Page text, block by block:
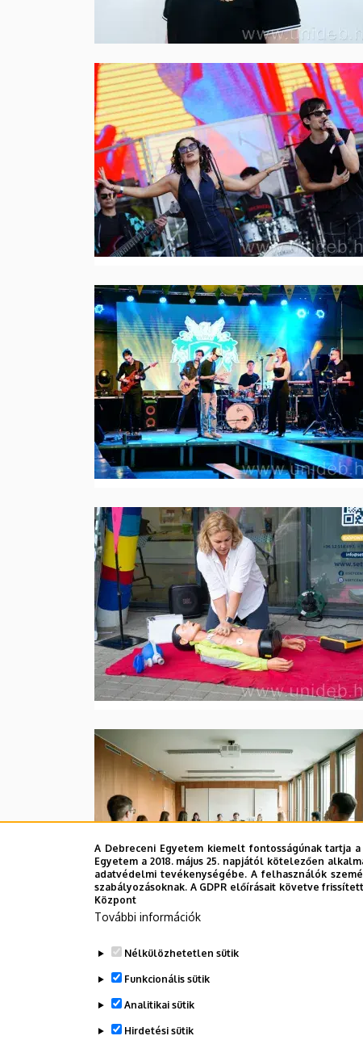
Oldalszámozás
A Debreceni Egyetem kiemelt fontosságúnak
Egyetem a 2018. május 25. napjától kötelezően
adatvédelmi tevékenységébe. A felhasználók
szabályozásoknak. A GDPR előírásait követve
Központ
További információk
Nélkülözhetetlen sütik
Funkcionális sütik
Analitikai sütik
Hirdetési sütik